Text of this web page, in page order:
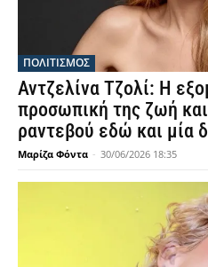
ΠΟΛΙΤΙΣΜΟΣ
Αντζελίνα Τζολί: Η
προσωπική της ζωή
ραντεβού εδώ και μία
Μαρίζα Φόντα - 30/06/2026 18:35